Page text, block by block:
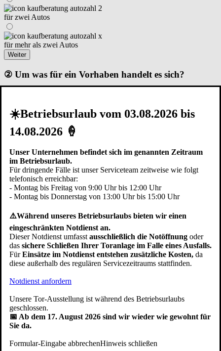
für zwei Autos
für mehr als zwei Autos
Weiter
② Um was für ein Vorhaben handelt es sich?
Renovierung I Modernisierung
Neubau – in der Planungsphase
Zurück Weiter
③ Die Garage ist...
im Haus integriert
neben dem Haus angebaut/freistehend
Zurück Weiter
④ An welchen Tortyp haben Sie gedacht?
☀️Betriebsurlaub vom 03.08.2026 bis
14.08.2026 🍦
Unser Unternehmen befindet sich im genannten Zeitraum
im Betriebsurlaub.
Für dringende Fälle ist unser Serviceteam zeitweise wie folgt
telefonisch erreichbar:
- Montag bis Freitag von 9:00 Uhr bis 12:00 Uhr
- Montag bis Donnerstag von 13:00 Uhr bis 15:00 Uhr
⚠️Während unseres Betriebsurlaubs bieten wir einen
eingeschränkten Notdienst an.
Dieser Notdienst umfasstausschließlich die Notöffnung oder
das sichere Schließen Ihrer Toranlage im Falle eines Ausfalls.
FürEinsätze im Notdienst entstehen zusätzliche Kosten, da
diese außerhalb des regulären Servicezeitraums stattfinden.
Notdienst anfordern
Unsere Tor-Ausstellung ist während des Betriebsurlaubs
geschlossen.
📅 Ab dem 17. August 2026 sind wir wieder wie gewohnt für
Sie da.
Formular-Eingabe abbrechenHinweis schließen